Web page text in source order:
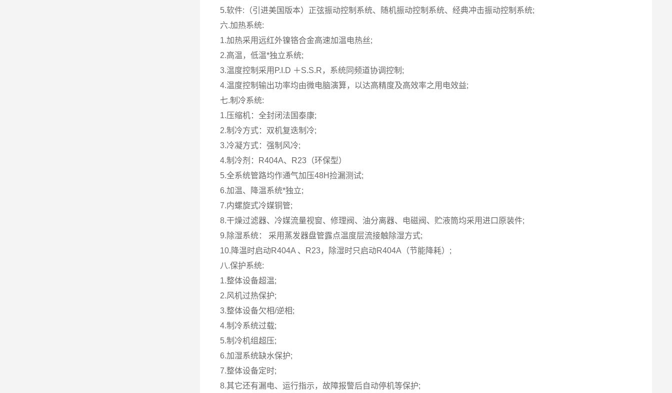
5.软件:（引进美国版本）正弦振动控制系统、随机振动控制系统、经典冲击振动控制系统;
六.加热系统:
1.加热采用远红外镍铬合金高速加温电热丝;
2.高温，低温*独立系统;
3.温度控制采用P.I.D ＋S.S.R，系统同频道协调控制;
4.温度控制输出功率均由微电脑演算，以达高精度及高效率之用电效益;
七.制冷系统:
1.压缩机：全封闭法国泰康;
2.制冷方式：双机复迭制冷;
3.冷凝方式：强制风冷;
4.制冷剂：R404A、R23（环保型）
5.全系统管路均作通气加压48H捡漏测试;
6.加温、降温系统*独立;
7.内螺旋式冷媒铜管;
8.干燥过滤器、冷媒流量视窗、修理阀、油分离器、电磁阀、贮液筒均采用进口原装件;
9.除湿系统： 采用蒸发器盘管露点温度层流接触除湿方式;
10.降温时启动R404A 、R23，除湿时只启动R404A（节能降耗）;
八.保护系统:
1.整体设备超温;
2.风机过热保护;
3.整体设备欠相/逆相;
4.制冷系统过载;
5.制冷机组超压;
6.加湿系统缺水保护;
7.整体设备定时;
8.其它还有漏电、运行指示，故障报警后自动停机等保护;